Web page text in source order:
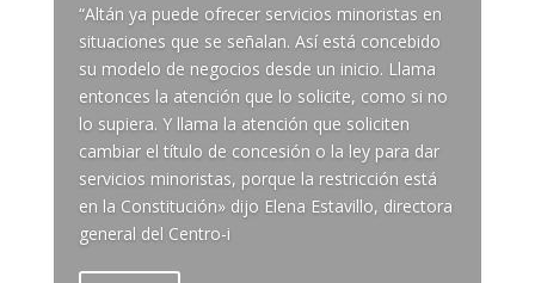
“Altán ya puede ofrecer servicios minoristas en
situaciones que se señalan. Así está concebido
su modelo de negocios desde un inicio. Llama
entonces la atención que lo solicite, como si no
lo supiera. Y llama la atención que soliciten
cambiar el título de concesión o la ley para dar
servicios minoristas, porque la restricción está
en la Constitución» dijo Elena Estavillo, directora
general del Centro-i